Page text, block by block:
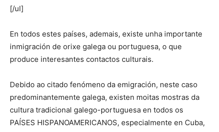
[/ul]
En todos estes países, ademais, existe unha importante
inmigración de orixe galega ou portuguesa, o que
produce interesantes contactos culturais.
Debido ao citado fenómeno da emigración, neste caso
predominantemente galega, existen moitas mostras da
cultura tradicional galego-portuguesa en todos os
PAÍSES HISPANOAMERICANOS, especialmente en Cuba,